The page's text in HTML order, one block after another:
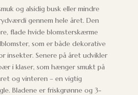
og alsidig busk eller mindre
gennem hele året. Den
flade hvide blomsterskærme
som er både dekorative
insekter. Senere på året udvikler
i klaser, som hænger smukt på
og vinteren – en vigtig
Bladene er friskgrønne og 3-